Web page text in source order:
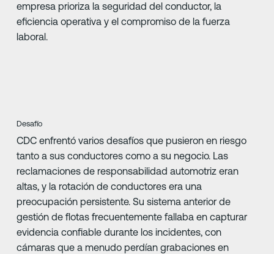
empresa prioriza la seguridad del conductor, la
eficiencia operativa y el compromiso de la fuerza
laboral.
Desafío
CDC enfrentó varios desafíos que pusieron en riesgo
tanto a sus conductores como a su negocio. Las
reclamaciones de responsabilidad automotriz eran
altas, y la rotación de conductores era una
preocupación persistente. Su sistema anterior de
gestión de flotas frecuentemente fallaba en capturar
evidencia confiable durante los incidentes, con
cámaras que a menudo perdían grabaciones en